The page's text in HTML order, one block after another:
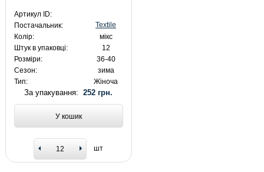
Артикул ID:
Постачальник:
Textile
Колір:
мікс
Штук в упаковці:
12
Розміри:
36-40
Сезон:
зима
Тип:
Жіноча
За упакування:252 грн.
У кошик
шт